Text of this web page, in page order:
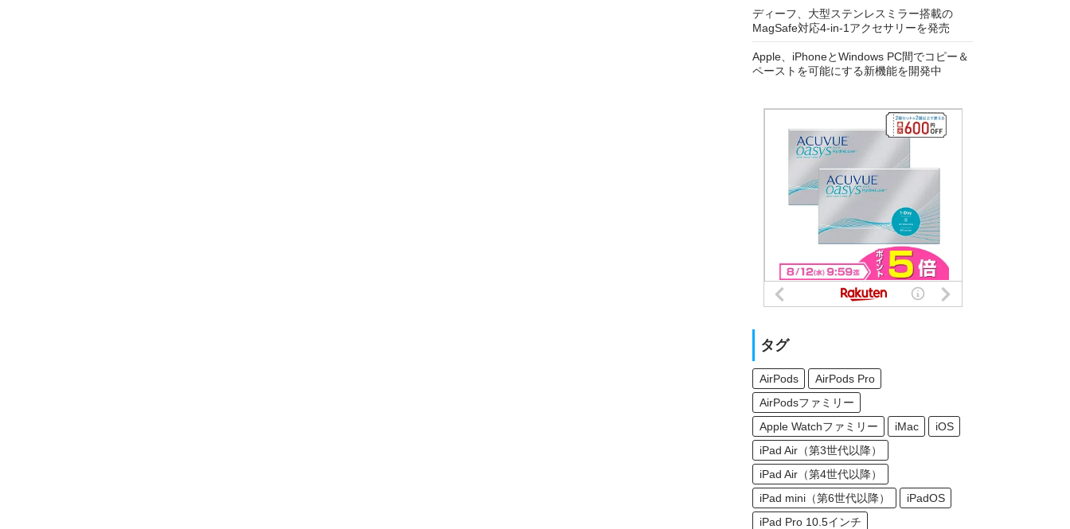
ディーフ、大型ステンレスミラー搭載の
MagSafe対応4-in-1アクセサリーを発売
Apple、iPhoneとWindows PC間でコピー＆
ペーストを可能にする新機能を開発中
タグ
AirPods
AirPods Pro
AirPodsファミリー
Apple Watchファミリー
iMac
iOS
iPad Air（第3世代以降）
iPad Air（第4世代以降）
iPad mini（第6世代以降）
iPadOS
iPad Pro 10.5インチ